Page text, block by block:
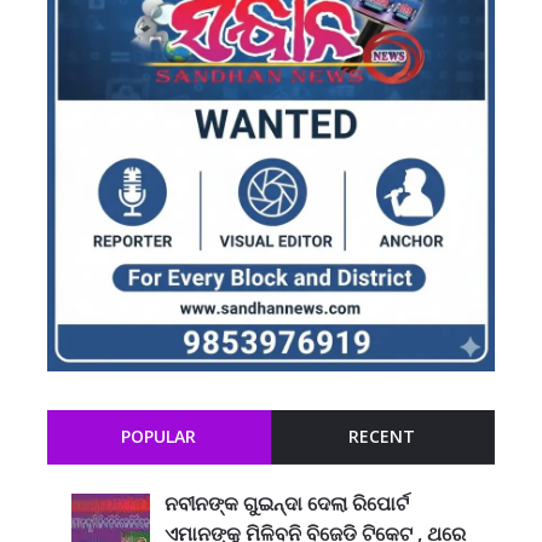
POPULAR RECENT
ନବୀନଙ୍କ ଗୁଇନ୍ଦା ଦେଲା ରିପୋର୍ଟ
ଏମାନଙ୍କୁ ମିଳିବନି ବିଜେଡି ଟିକେଟ , ଥରେ